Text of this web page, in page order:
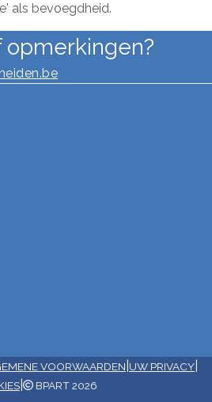
als bevoegdheid.
opmerkingen?
VOORWAARDEN UW PRIVACY
| BPART 2026